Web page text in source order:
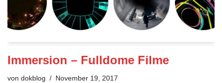
Immersion – Fulldome Filme
von dokblog November 19, 2017